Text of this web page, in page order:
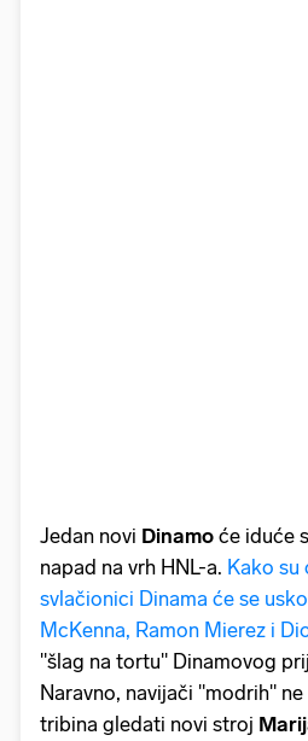
Jedan novi Dinamo će iduće
napad na vrh HNL-a. Kako su
svlačionici Dinama će se
McKenna, Ramon Mierez i
"šlag na tortu" Dinamovog
Naravno, navijači "modrih"
tribina gledati novi stroj